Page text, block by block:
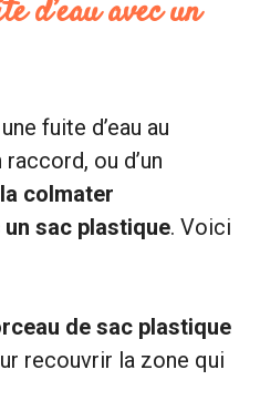
d’eau avec un
fuite d’eau au
raccord, ou d’un
la colmater
sac plastique. Voici
de sac plastique
recouvrir la zone qui